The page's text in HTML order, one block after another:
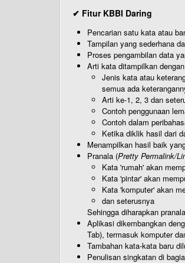
✔ Fitur KBBI Daring
Pencarian satu kata atau
Tampilan yang sederhana
Proses pengambilan data
Arti kata ditampilkan
Jenis kata atau
semua ada
Arti ke-1, 2, 3 dan
Contoh penggunaan
Contoh dalam
Ketika diklik hasil dari
Menampilkan hasil baik
Pranala (Pretty Permalink/
Kata 'rumah' akan
Kata 'pintar' akan
Kata 'komputer' akan
dan seterusnya
Sehingga diharapkan
Aplikasi dikembangkan
Tab), termasuk komputer
Tambahan kata-kata baru
Penulisan singkatan di